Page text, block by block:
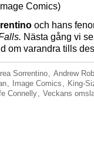
Comics)
och hans
Nästa gång vi
om varandra tills
Sorrentino, Andrew
, Image Comics , King-
Connelly, Veckans